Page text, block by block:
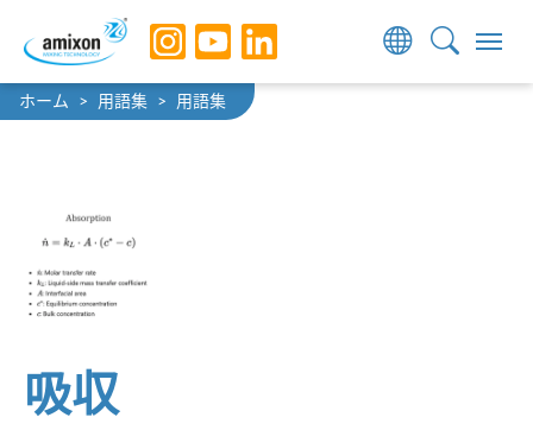
Skip to main navigation
Skip to main content
Skip to page footer
You are here:
ホーム 用語集 用語集
吸収